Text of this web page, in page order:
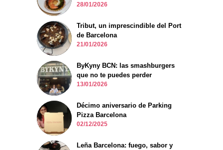
28/01/2026
Tribut, un imprescindible del Port
de Barcelona
21/01/2026
ByKyny BCN: las smashburgers
que no te puedes perder
13/01/2026
Décimo aniversario de Parking
Pizza Barcelona
02/12/2025
Leña Barcelona: fuego, sabor y